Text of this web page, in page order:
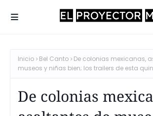
Inicio Bel Canto
De colonias mexicanas,
museos y niñas bien; los trailers de esta
De colonias